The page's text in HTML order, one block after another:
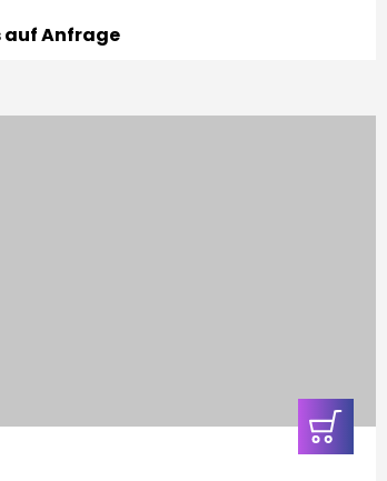
auf Anfrage
In den
Warenkorb